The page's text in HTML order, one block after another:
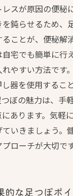
スが原因の便秘
を鈍らせるため、
ことが、便秘解
宅でも簡単に行
やすい方法です
器を使用するこ
ぼの魅力は、手
あります。気軽
いきましょう。
ローチが大切です
的な足つぼポ